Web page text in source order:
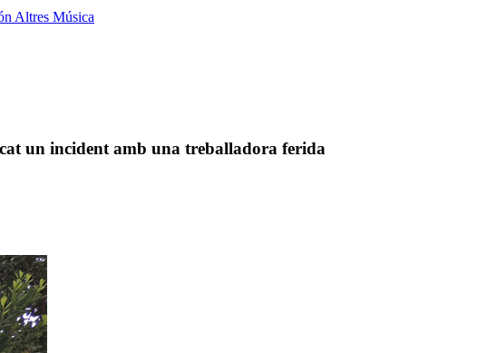
Altres Música
un incident amb una treballadora ferida